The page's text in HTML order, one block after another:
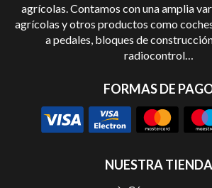
agrícolas. Contamos con una amplia
agrícolas y otros productos como
a pedales, bloques de
radiocontrol…
FORMAS DE
NUESTRA TIENDA